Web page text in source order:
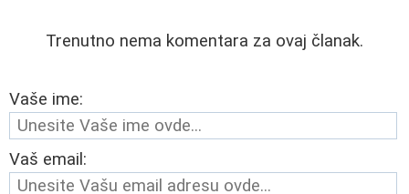
Trenutno nema komentara za ovaj članak.
Vaše ime:
Vaš email: